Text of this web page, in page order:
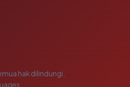
hak dilindungi.